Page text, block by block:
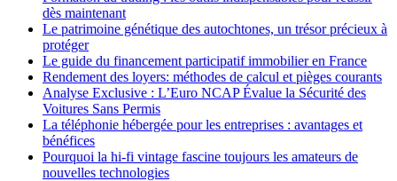
dès maintenant
Le patrimoine génétique des autochtones, un trésor précieux à
protéger
Le guide du financement participatif immobilier en France
Rendement des loyers: méthodes de calcul et pièges courants
Analyse Exclusive : L’Euro NCAP Évalue la Sécurité des
Voitures Sans Permis
La téléphonie hébergée pour les entreprises : avantages et
bénéfices
Pourquoi la hi-fi vintage fascine toujours les amateurs de
nouvelles technologies